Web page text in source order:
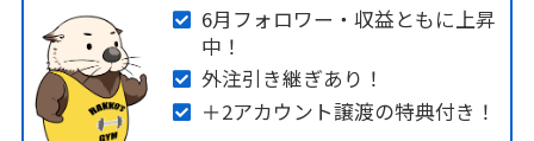
6月フォロワー・収益ともに上昇
中！
外注引き継ぎあり！
＋2アカウント譲渡の特典付き！